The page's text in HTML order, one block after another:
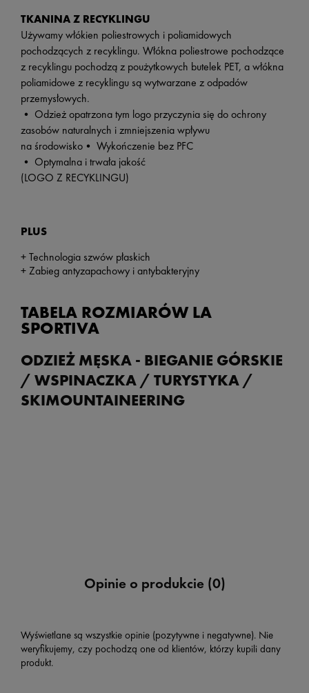
TKANINA Z RECYKLINGU
Używamy włókien poliestrowych i poliamidowych
pochodzących z recyklingu. Włókna poliestrowe pochodzące
z recyklingu pochodzą z poużytkowych butelek PET, a włókna
poliamidowe z recyklingu są wytwarzane z odpadów
przemysłowych.
• Odzież opatrzona tym logo przyczynia się do ochrony
zasobów naturalnych i zmniejszenia wpływu
na środowisko• Wykończenie bez PFC
• Optymalna i trwała jakość
(LOGO Z RECYKLINGU)
PLUS
+ Technologia szwów płaskich
+ Zabieg antyzapachowy i antybakteryjny
TABELA ROZMIARÓW LA
SPORTIVA
ODZIEŻ MĘSKA - BIEGANIE GÓRSKIE
/ WSPINACZKA / TURYSTYKA /
SKIMOUNTAINEERING
Opinie o produkcie (0)
Wyświetlane są wszystkie opinie (pozytywne i negatywne). Nie
weryfikujemy, czy pochodzą one od klientów, którzy kupili dany
produkt.